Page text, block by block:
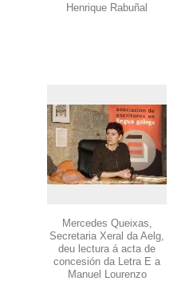
Henrique Rabuñal
Mercedes Queixas,
Secretaria Xeral da Aelg,
deu lectura á acta de
concesión da Letra E a
Manuel Lourenzo